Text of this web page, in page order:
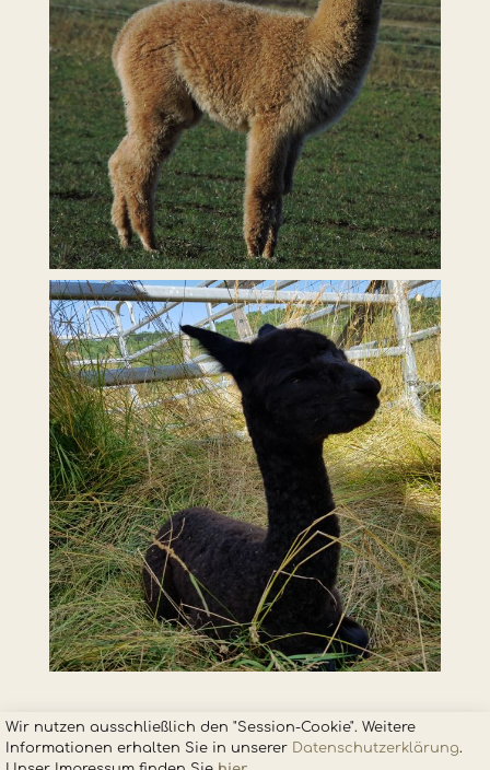
Wir nutzen ausschließlich den "Session-Cookie". Weitere
Informationen erhalten Sie in unserer Datenschutzerklärung.